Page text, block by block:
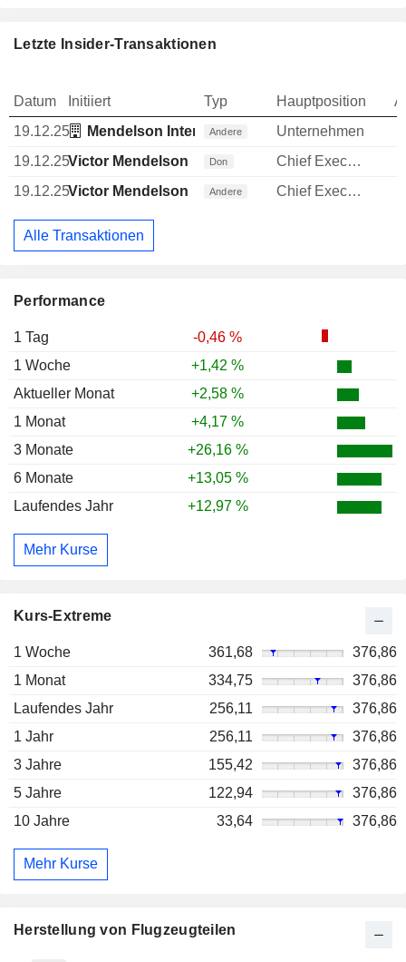
Performance
1 Tag
-0,46 %
1 Woche
+1,42 %
Aktueller Monat
+2,58 %
1 Monat
+4,17 %
3 Monate
+26,16 %
6 Monate
+13,05 %
Laufendes Jahr
+12,97 %
Mehr Kurse
Kurs-Extreme
1 Woche 361,68
376,86
1 Monat
334,75
376,86
Laufendes Jahr
256,11
376,86
1 Jahr
256,11
376,86
3 Jahre
155,42
376,86
5 Jahre
122,94
376,86
10 Jahre
33,64 376,86
Mehr Kurse
Letzte Insider-Transaktionen
Datum Initiiert Typ Hauptposition
19.12.25
Mendelson International Corp.
Andere
Unternehmen
19.12.25Victor Mendelson Don Chief Executive Officer (CEO)
19.12.25Victor Mendelson Andere Chief Executive Officer (CEO)
Alle Transaktionen
Herstellung von Flugzeugteilen